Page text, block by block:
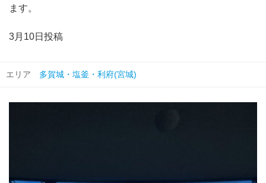
ます。
3月10日投稿
エリア 多賀城・塩釜・利府(宮城)